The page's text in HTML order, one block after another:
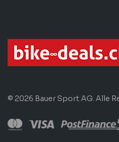
© 2026 Bauer Sport AG. Alle